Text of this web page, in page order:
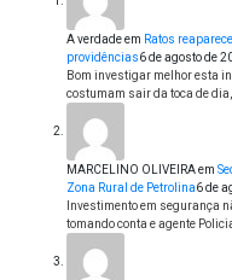
A verdadeem Ratos
providências6 de agosto de
Bom investigar melhor esta
costumam sair da toca de dia,
MARCELINO OLIVEIRAem
Zona Rural de Petrolina6 de
Investimento em segurança
tomando conta e agente